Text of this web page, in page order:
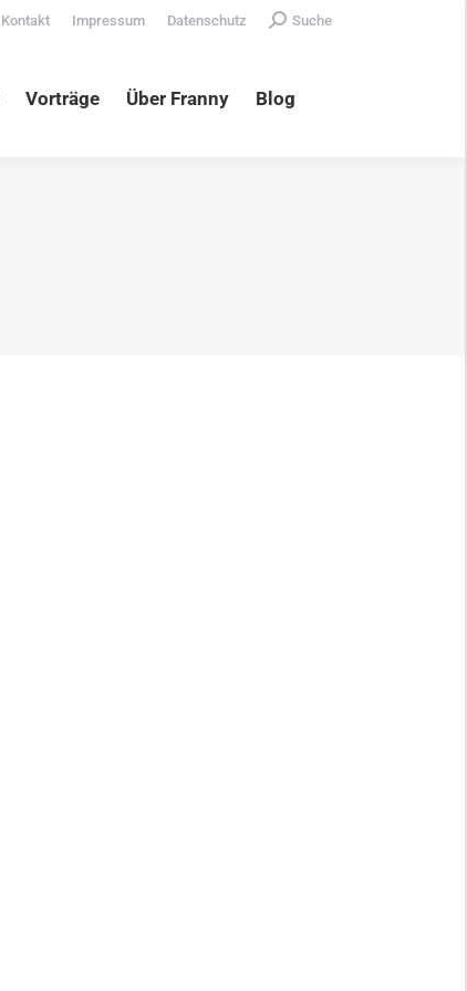
Kontakt Impressum Datenschutz Search:
Suche
Vorträge Über Franny Blog